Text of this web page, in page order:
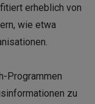
erheblich von
wie etwa
Programmen
zu